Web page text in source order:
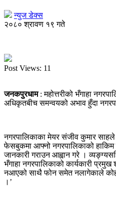
न्युज डेक्स
२०८० श्रावण १९ गते
Post Views: 11
जनकपुरधाम: महोत्तरीको भँगाहा
अधिकृतबीच समन्वयको अभाव हुँदा
नगरपालिकाका मेयर संजीव कुमार साहले
फेसबुकमा आफ्नो नगरपालिकाको
जानकारी गराउन आह्वान गरे ।
भँगाहा नगरपालिकाको कार्यकारी
नआएको साथै फोन समेत नलागेकाले
।’